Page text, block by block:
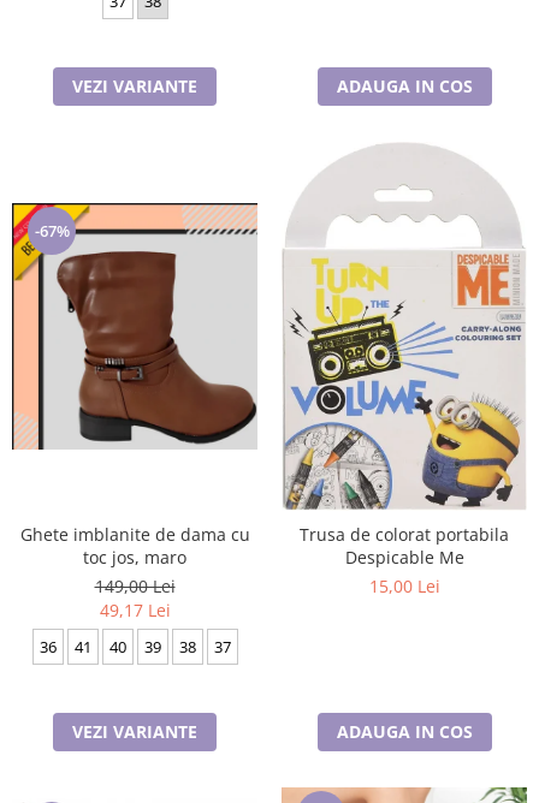
VEZI VARIANTE ADAUGA IN COS
-67%
Ghete imblanite de dama cu
toc jos, maro
149,00 Lei
49,17 Lei
36 41 40 39 38 37
VEZI VARIANTE
Trusa de colorat portabila
Despicable Me
15,00 Lei
ADAUGA IN COS